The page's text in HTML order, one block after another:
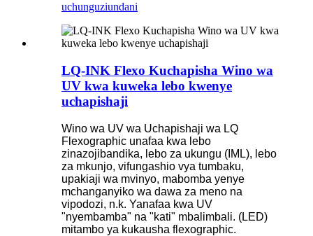
uchunguziundani
LQ-INK Flexo Kuchapisha Wino wa
UV kwa kuweka lebo kwenye
uchapishaji
Wino wa UV wa Uchapishaji wa LQ
Flexographic unafaa kwa lebo
zinazojibandika, lebo za ukungu (IML), lebo
za mkunjo, vifungashio vya tumbaku,
upakiaji wa mvinyo, mabomba yenye
mchanganyiko wa dawa za meno na
vipodozi, n.k. Yanafaa kwa UV
"nyembamba" na "kati" mbalimbali. (LED)
mitambo ya kukausha flexographic.